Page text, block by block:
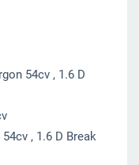
54cv , 1.6 D
, 1.6 D Break